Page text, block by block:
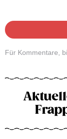
Für Kommentare,